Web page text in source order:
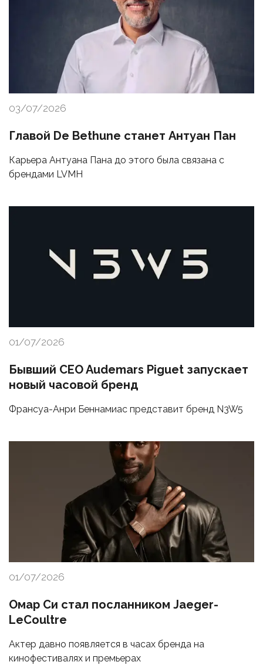
03/07/2026
Главой De Bethune станет Антуан Пан
Карьера Антуана Пана до этого была связана с
брендами LVMH
01/07/2026
Бывший CEO Audemars Piguet запускает
новый часовой бренд
Франсуа-Анри Беннамиас представит бренд N3W5
01/07/2026
Омар Си стал посланником Jaeger-
LeCoultre
Актер давно появляется в часах бренда на
кинофестивалях и премьерах